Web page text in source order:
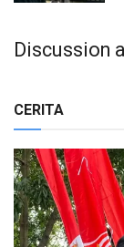
Discussion
CERITA